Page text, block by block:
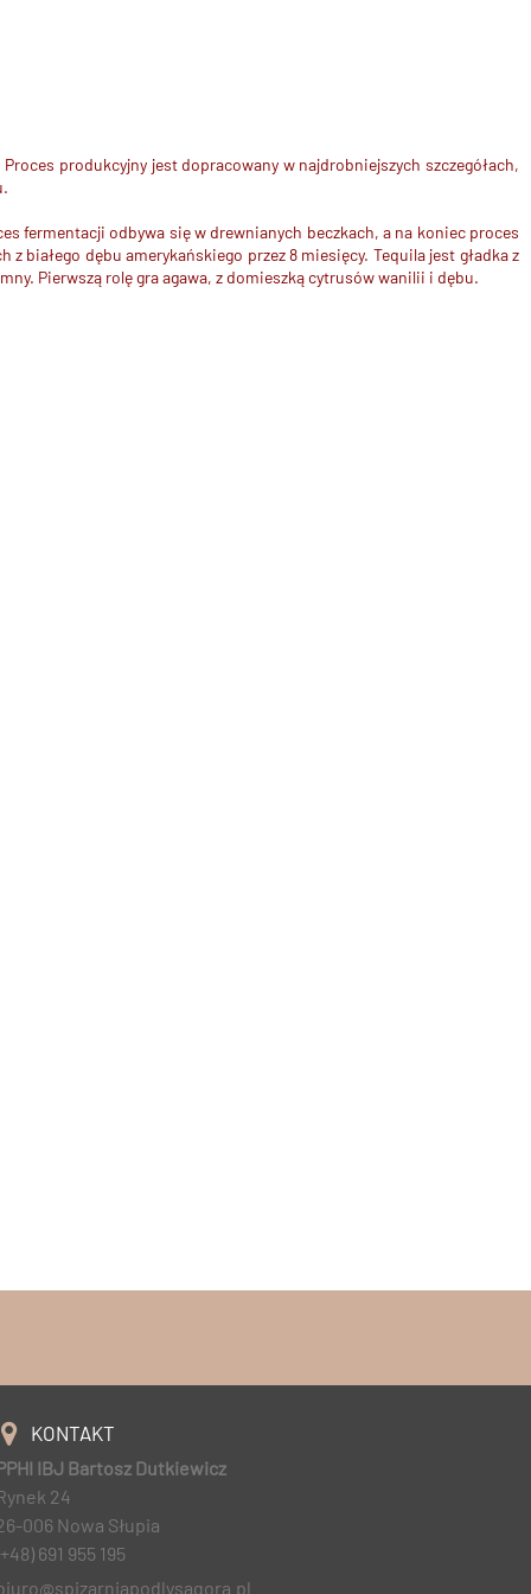
produkcyjny jest dopracowany w najdrobniejszych szczegółach,
fermentacji odbywa się w drewnianych beczkach, a na koniec proces
białego dębu amerykańskiego przez 8 miesięcy. Tequila jest gładka z
Pierwszą rolę gra agawa, z domieszką cytrusów wanilii i dębu.
KONTAKT
IBJ Bartosz Dutkiewicz
24
006 Nowa Słupia
691 955 195